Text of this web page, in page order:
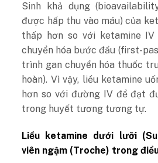
Sinh khả dụng
được hấp thu vào máu) của
thấp hơn so với ketamine
chuyển hóa bước đầu (first-
trình gan chuyển hóa thuốc
hoàn). Vì vậy, liều ketamine
hơn so với đường IV để đạt
trong huyết tương tương tự.
Liều ketamine dưới lưỡi
viên ngậm (Troche) trong